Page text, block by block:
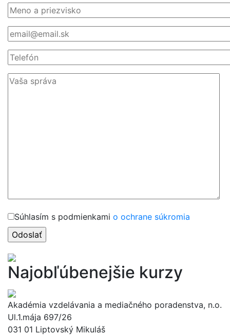
Súhlasím s podmienkami o ochrane súkromia
Najobľúbenejšie kurzy
Akadémia vzdelávania a mediačného poradenstva, n.o.
Ul.1.mája 697/26
031 01 Liptovský Mikuláš